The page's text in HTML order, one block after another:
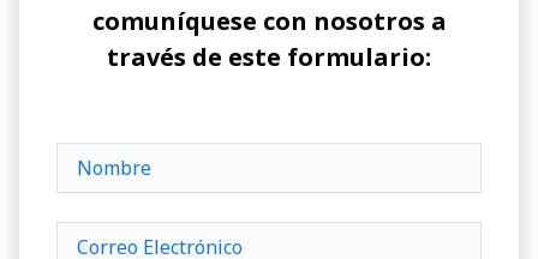
comuníquese con nosotros a
través de este formulario: